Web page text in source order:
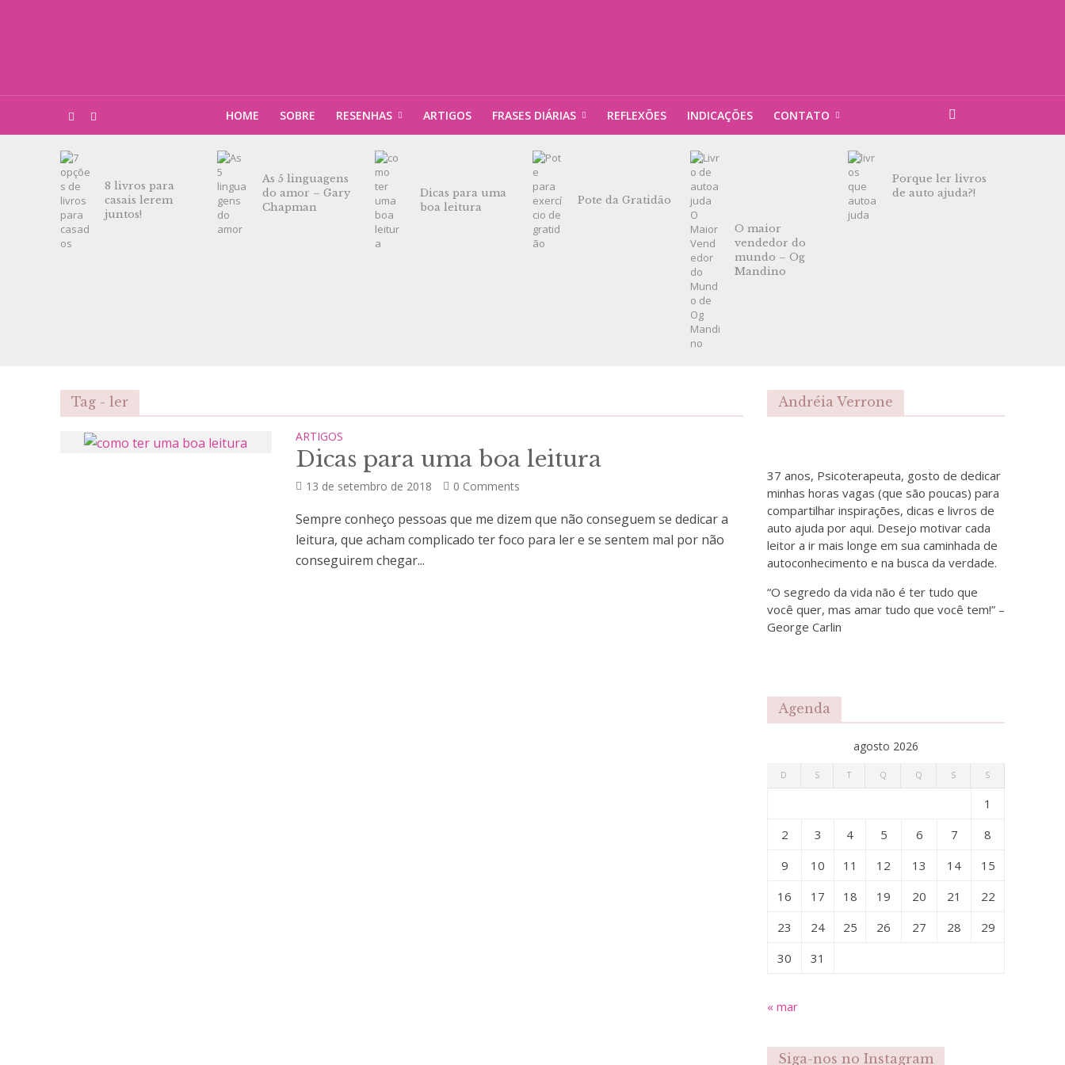
HOME SOBRE RESENHAS ARTIGOS FRASES DIÁRIAS REFLEXÕES INDICAÇÕES CONTATO
8 livros para
casais lerem
juntos!
As 5 linguagens
do amor – Gary
Chapman
Dicas para uma
boa leitura
Pote da Gratidão
O maior
vendedor do
mundo – Og
Mandino
Porque ler livros
de auto ajuda?!
Tag - ler
ARTIGOS
Dicas para uma boa leitura
13 de setembro de 2018 0 Comments
Sempre conheço pessoas que me dizem que não conseguem se dedicar a
leitura, que acham complicado ter foco para ler e se sentem mal por não
conseguirem chegar...
Andréia Verrone
37 anos, Psicoterapeuta, gosto de dedicar
minhas horas vagas (que são poucas) para
compartilhar inspirações, dicas e livros de
auto ajuda por aqui. Desejo motivar cada
leitor a ir mais longe em sua caminhada de
autoconhecimento e na busca da verdade.
“O segredo da vida não é ter tudo que
você quer, mas amar tudo que você tem!” –
George Carlin
Agenda
agosto 2026
D S T Q Q S S
1
2
3 4 5 6 7
8
9
10 11 12 13 14
15
16
17 18 19 20 21
22
23
24 25 26 27 28
29
30
31
« mar
Siga-nos no Instagram